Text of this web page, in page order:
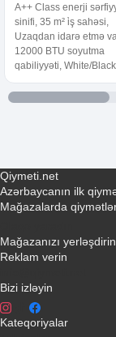
A++ Class enerji
sinifi, 35 m² i̇ş sahəsi,
Uzaqdan idarə etmə
12000 BTU soyutma
qabiliyyəti, White/
Qiymeti.net
Azərbaycanın ilk
Mağazalarda
Mağazanızı yerləşdirin
Reklam verin
Bizi izləyin
Kateqoriyalar